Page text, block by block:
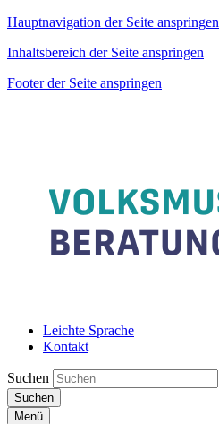
Hauptnavigation der Seite anspringen
Inhaltsbereich der Seite anspringen
Footer der Seite anspringen
Leichte Sprache
Kontakt
Suchen
Suchen
Menü